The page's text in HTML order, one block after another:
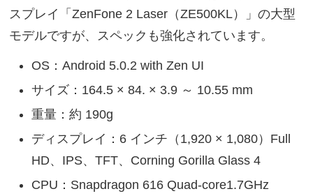
スプレイ「ZenFone 2 Laser（ZE500KL）」の大型
モデルですが、スペックも強化されています。
OS：Android 5.0.2 with Zen UI
サイズ：164.5 × 84. × 3.9 ～ 10.55 mm
重量：約 190g
ディスプレイ：6 インチ（1,920 × 1,080）Full
HD、IPS、TFT、Corning Gorilla Glass 4
CPU：Snapdragon 616 Quad-core1.7GHz